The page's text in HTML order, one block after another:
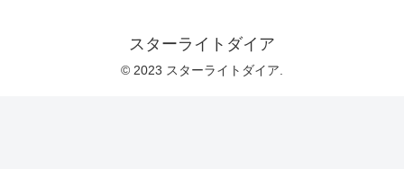
スターライトダイア
© 2023 スターライトダイア.